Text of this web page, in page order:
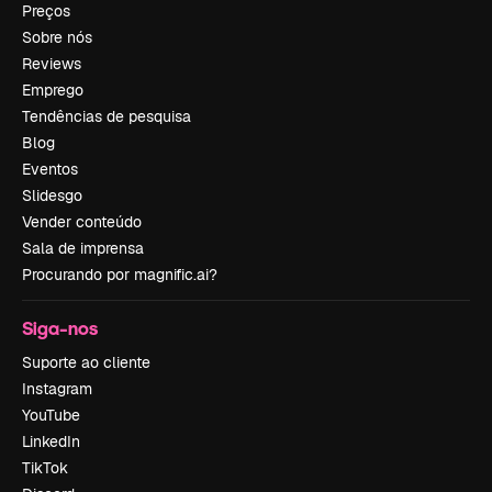
Preços
Sobre nós
Reviews
Emprego
Tendências de pesquisa
Blog
Eventos
Slidesgo
Vender conteúdo
Sala de imprensa
Procurando por magnific.ai?
Siga-nos
Suporte ao cliente
Instagram
YouTube
LinkedIn
TikTok